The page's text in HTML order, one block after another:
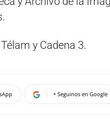
y Cadena 3.
+ Seguinos en Google